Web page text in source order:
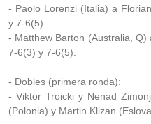
- Paolo Lorenzi (Italia) a
y 7-6(5).
- Matthew Barton (Australia,
7-6(3) y 7-6(5).
- Dobles (primera ronda):
- Viktor Troicki y Nenad
(Polonia) y Martin Klizan